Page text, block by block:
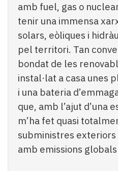
amb fuel, gas o
tenir una immensa
solars, eòliques i
pel territori. Tan
bondat de les
instal·lat a casa unes
i una bateria
que, amb l’ajut d’una
m’ha fet quasi
subministres exteriors
amb emissions